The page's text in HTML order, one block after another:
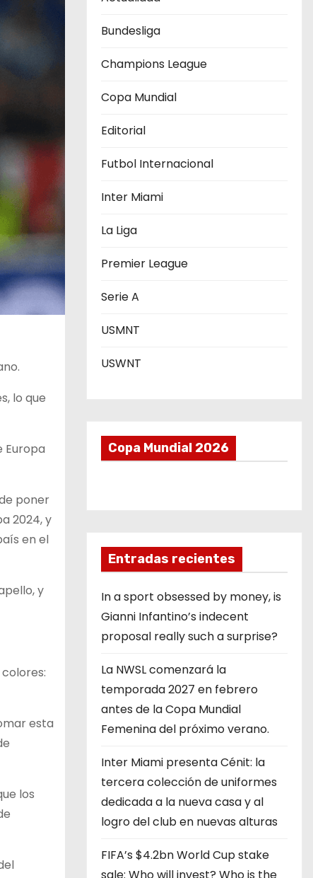
lo que
Europa
poner
2024, y
en el
y
esta
los
Bundesliga
Champions League
Copa Mundial
Editorial
Futbol Internacional
Inter Miami
La Liga
Premier League
Serie A
USMNT
USWNT
Copa Mundial 2026
Entradas recientes
In a sport obsessed by money, is
Gianni Infantino’s indecent
proposal really such a surprise?
La NWSL comenzará la
temporada 2027 en febrero
antes de la Copa Mundial
Femenina del próximo verano.
Inter Miami presenta Cénit: la
tercera colección de uniformes
dedicada a la nueva casa y al
logro del club en nuevas alturas
FIFA’s $4.2bn World Cup stake
sale: Who will invest? Who is the